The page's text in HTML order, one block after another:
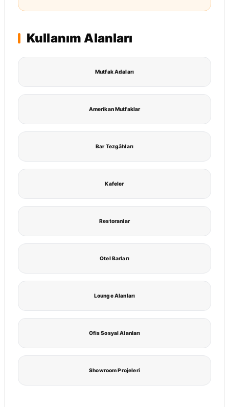
Kullanım Alanları
Mutfak Adaları
Amerikan Mutfaklar
Bar Tezgâhları
Kafeler
Restoranlar
Otel Barları
Lounge Alanları
Ofis Sosyal Alanları
Showroom Projeleri